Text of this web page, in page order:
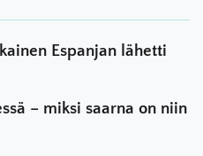
Espanjan lähetti
– miksi saarna on niin